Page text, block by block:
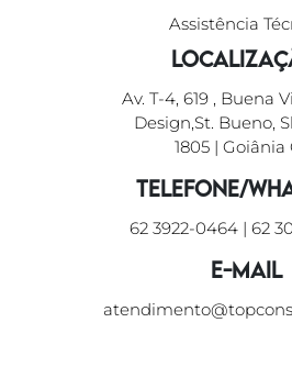
Assistência
Av. T-4, 619 , Buena
Design,St. Bueno,
1805 | Goiânia
Telefone/
62 3922-0464 | 62
E-mail